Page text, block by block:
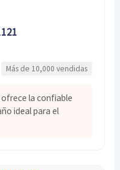
Más de 10,000 vendidas
la confiable
ideal para el